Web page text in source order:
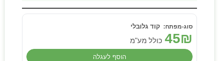
קוד גלובלי
45₪ כולל מע"מ
הוסף לעגלה